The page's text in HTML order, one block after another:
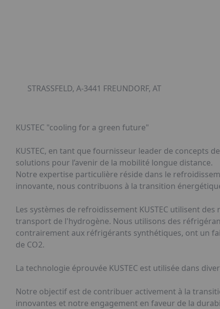
STRASSFELD, A-3441 FREUNDORF, AT
KUSTEC "cooling for a green future"
KUSTEC, en tant que fournisseur leader de concepts
solutions pour l’avenir de la mobilité longue distance.
Notre expertise particulière réside dans le
innovante, nous contribuons à la transition
Les systèmes de refroidissement KUSTEC utilisent
transport de l'hydrogène. Nous utilisons des
contrairement aux réfrigérants synthétiques, ont un
de CO2.
La technologie éprouvée KUSTEC est utilisée dans
Notre objectif est de contribuer activement à la
innovantes et notre engagement en faveur de la